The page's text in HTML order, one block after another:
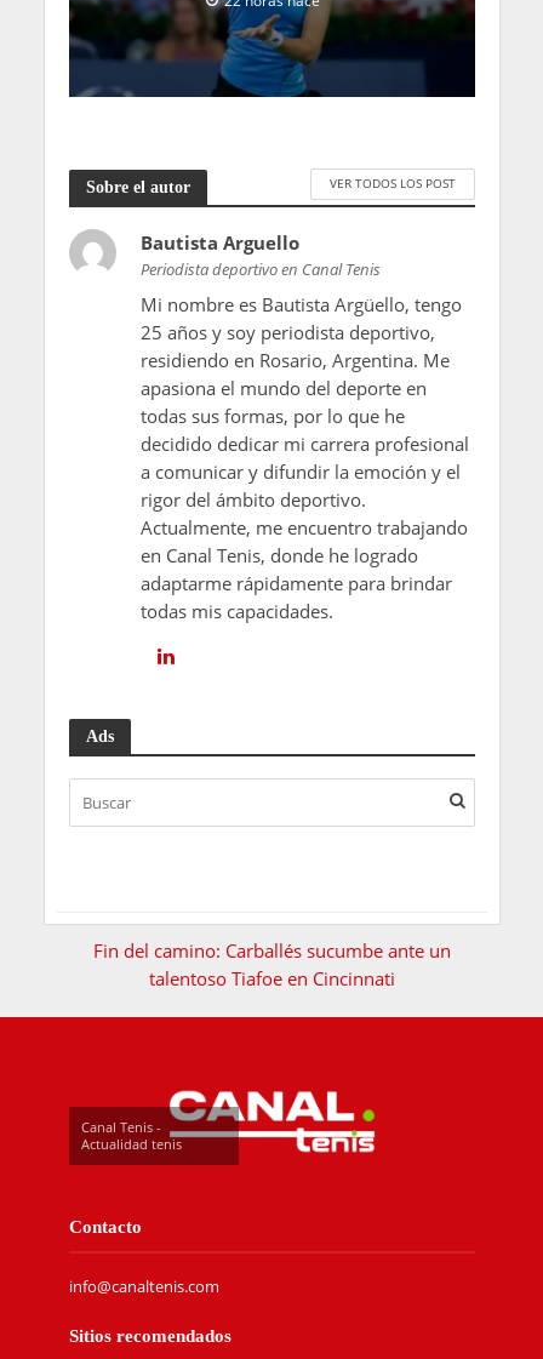
Sobre el autor VER TODOS LOS POST
Bautista Arguello
Periodista deportivo en Canal Tenis
Mi nombre es Bautista Argüello, tengo
25 años y soy periodista deportivo,
residiendo en Rosario, Argentina. Me
apasiona el mundo del deporte en
todas sus formas, por lo que he
decidido dedicar mi carrera profesional
a comunicar y difundir la emoción y el
rigor del ámbito deportivo.
Actualmente, me encuentro trabajando
en Canal Tenis, donde he logrado
adaptarme rápidamente para brindar
todas mis capacidades.
Ads
Fin del camino: Carballés sucumbe ante un
talentoso Tiafoe en Cincinnati
Canal Tenis -
Actualidad tenis
Contacto
info@canaltenis.com
Sitios recomendados